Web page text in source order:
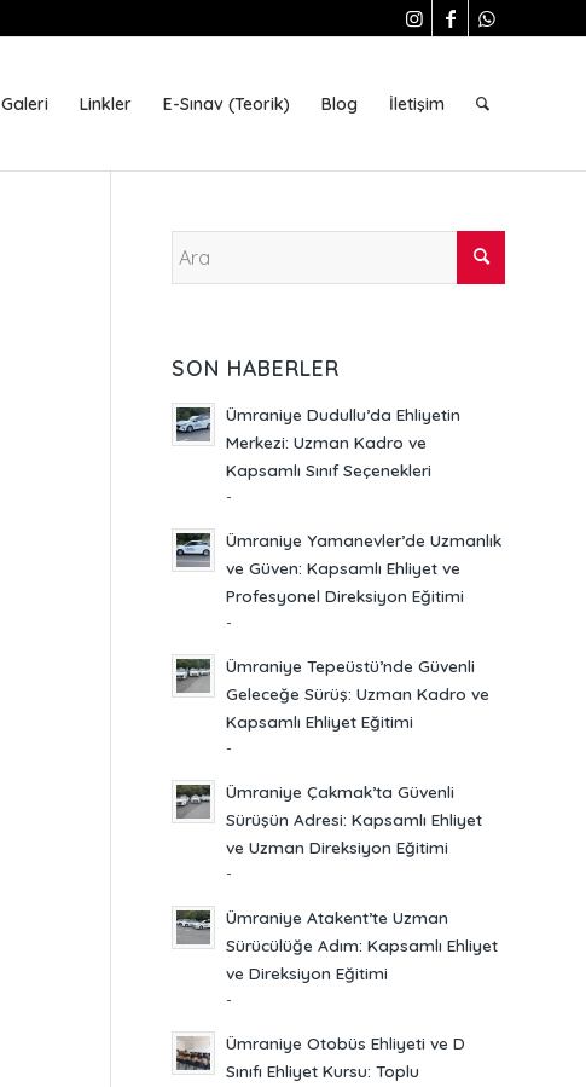
Galeri Linkler E-Sınav (Teorik) Blog İletişim
SON HABERLER
Ümraniye Dudullu’da Ehliyetin
Merkezi: Uzman Kadro ve
Kapsamlı Sınıf Seçenekleri
-
Ümraniye Yamanevler’de Uzmanlık
ve Güven: Kapsamlı Ehliyet ve
Profesyonel Direksiyon Eğitimi
-
Ümraniye Tepeüstü’nde Güvenli
Geleceğe Sürüş: Uzman Kadro ve
Kapsamlı Ehliyet Eğitimi
-
Ümraniye Çakmak’ta Güvenli
Sürüşün Adresi: Kapsamlı Ehliyet
ve Uzman Direksiyon Eğitimi
-
Ümraniye Atakent’te Uzman
Sürücülüğe Adım: Kapsamlı Ehliyet
ve Direksiyon Eğitimi
-
Ümraniye Otobüs Ehliyeti ve D
Sınıfı Ehliyet Kursu: Toplu